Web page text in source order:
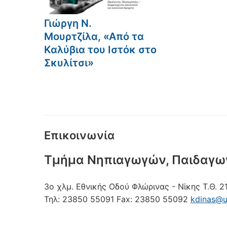
Γιώργη Ν.
Μουρτζίλα, «Από τα
Καλύβια του Ιστόκ στο
Σκυλίτσι»
Επικοινωνία
Τμήμα Νηπιαγωγών,
3ο χλμ. Εθνικής Οδού Φλώρινας - Νίκης Τ.Θ.
Τηλ: 23850 55091 Fax: 23850 55092